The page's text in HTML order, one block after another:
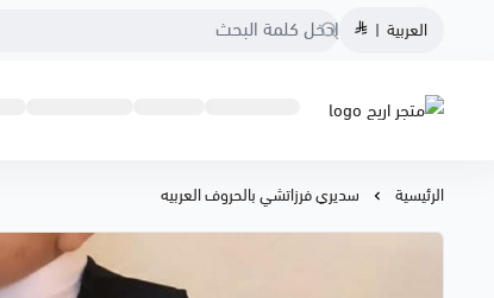
العربية |
متجر اريج
الرئيسية سديري فرزاتشي بالحروف العربيه